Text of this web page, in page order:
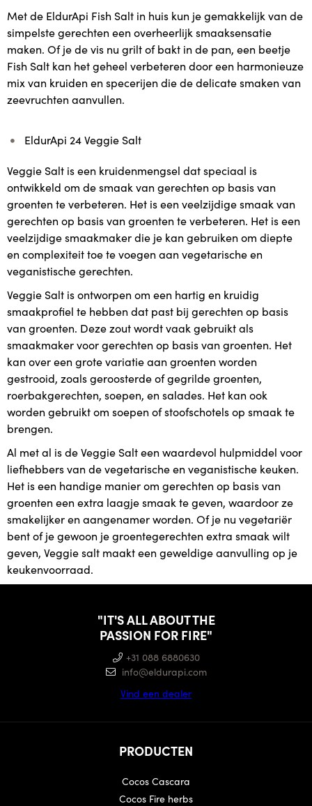
Met de EldurApi Fish Salt in huis kun je gemakkelijk van de
simpelste gerechten een overheerlijk smaaksensatie
maken. Of je de vis nu grilt of bakt in de pan, een beetje
Fish Salt kan het geheel verbeteren door een harmonieuze
mix van kruiden en specerijen die de delicate smaken van
zeevruchten aanvullen.
EldurApi 24 Veggie Salt
Veggie Salt is een kruidenmengsel dat speciaal is
ontwikkeld om de smaak van gerechten op basis van
groenten te verbeteren. Het is een veelzijdige smaak van
gerechten op basis van groenten te verbeteren. Het is een
veelzijdige smaakmaker die je kan gebruiken om diepte
en complexiteit toe te voegen aan vegetarische en
veganistische gerechten.
Veggie Salt is ontworpen om een hartig en kruidig
smaakprofiel te hebben dat past bij gerechten op basis
van groenten. Deze zout wordt vaak gebruikt als
smaakmaker voor gerechten op basis van groenten. Het
kan over een grote variatie aan groenten worden
gestrooid, zoals geroosterde of gegrilde groenten,
roerbakgerechten, soepen, en salades. Het kan ook
worden gebruikt om soepen of stoofschotels op smaak te
brengen.
Al met al is de Veggie Salt een waardevol hulpmiddel voor
liefhebbers van de vegetarische en veganistische keuken.
Het is een handige manier om gerechten op basis van
groenten een extra laagje smaak te geven, waardoor ze
smakelijker en aangenamer worden. Of je nu vegetariër
bent of je gewoon je groentegerechten extra smaak wilt
geven, Veggie salt maakt een geweldige aanvulling op je
keukenvoorraad.
"IT'S ALL ABOUT THE
PASSION FOR FIRE"
+31 088 6880630
info@eldurapi.com
Vind een dealer
PRODUCTEN
Cocos Cascara
Cocos Fire herbs